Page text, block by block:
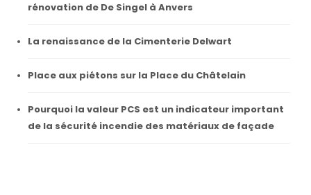
rénovation de De Singel à Anvers
La renaissance de la Cimenterie Delwart
Place aux piétons sur la Place du Châtelain
Pourquoi la valeur PCS est un indicateur important
de la sécurité incendie des matériaux de façade